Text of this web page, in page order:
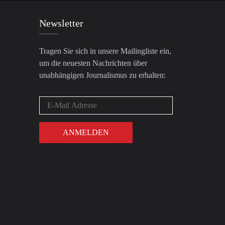
Newsletter
Tragen Sie sich in unsere Mailingliste ein,
um die neuesten Nachrichten über
unabhängigen Journalismus zu erhalten: